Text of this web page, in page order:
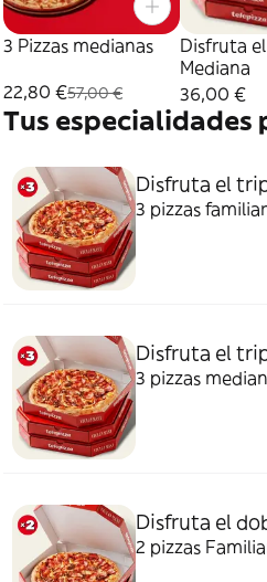
3 Pizzas medianas
22,80 €57,00 €
Disfruta
Mediana
36,00 €
Tus especialidades
Disfruta el
3 pizzas
Disfruta el
3 pizzas
Disfruta el
2 pizzas